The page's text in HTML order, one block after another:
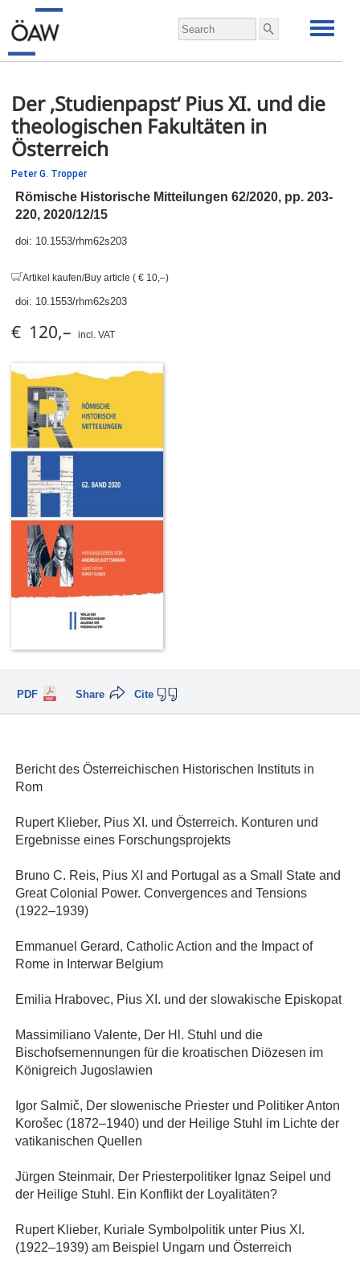
Der ‚Studienpapst‘ Pius XI. und die
theologischen Fakultäten in
Österreich
Peter G. Tropper
Römische Historische Mitteilungen 62/2020, pp. 203-
220, 2020/12/15
doi: 10.1553/rhm62s203
Artikel kaufen/Buy article ( € 10,–)
doi: 10.1553/rhm62s203
€ 120,– incl. VAT
PDF Cite
Share
Bericht des Österreichischen Historischen Instituts in
Rom
Rupert Klieber, Pius XI. und Österreich. Konturen und
Ergebnisse eines Forschungsprojekts
Bruno C. Reis, Pius XI and Portugal as a Small State and
Great Colonial Power. Convergences and Tensions
(1922–1939)
Emmanuel Gerard, Catholic Action and the Impact of
Rome in Interwar Belgium
Emilia Hrabovec, Pius XI. und der slowakische Episkopat
Massimiliano Valente, Der Hl. Stuhl und die
Bischofsernennungen für die kroatischen Diözesen im
Königreich Jugoslawien
Igor Salmič, Der slowenische Priester und Politiker Anton
Korošec (1872–1940) und der Heilige Stuhl im Lichte der
vatikanischen Quellen
Jürgen Steinmair, Der Priesterpolitiker Ignaz Seipel und
der Heilige Stuhl. Ein Konflikt der Loyalitäten?
Rupert Klieber, Kuriale Symbolpolitik unter Pius XI.
(1922–1939) am Beispiel Ungarn und Österreich